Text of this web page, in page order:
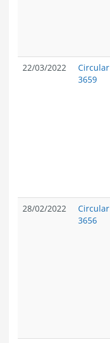
22/03/2022
Circular
3659
28/02/2022
Circular
3656